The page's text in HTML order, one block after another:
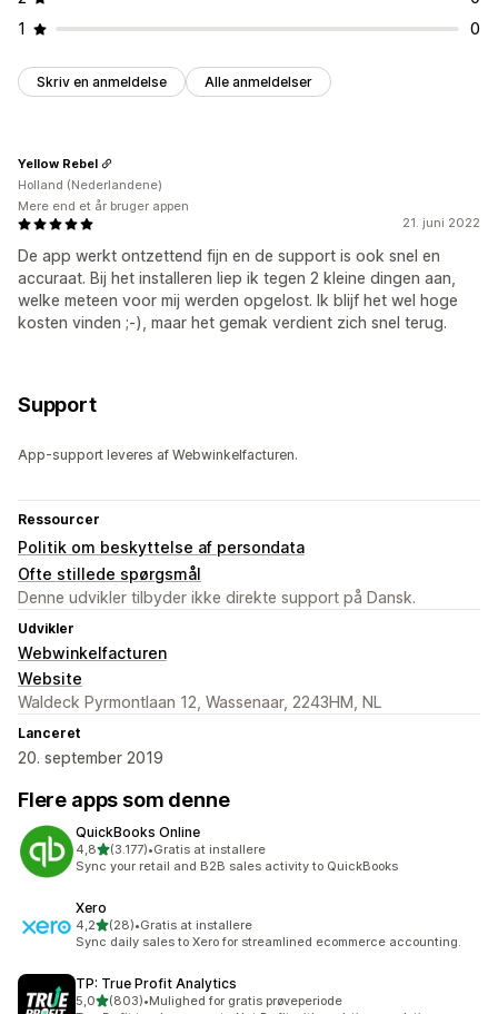
1
0
Skriv en anmeldelse Alle anmeldelser
21. juni 2022
De app werkt ontzettend fijn en de support is ook snel en
accuraat. Bij het installeren liep ik tegen 2 kleine dingen aan,
welke meteen voor mij werden opgelost. Ik blijf het wel hoge
kosten vinden ;-), maar het gemak verdient zich snel terug.
Yellow Rebel
Holland (Nederlandene)
Mere end et år bruger appen
Support
App-support leveres af Webwinkelfacturen.
Ressourcer
Politik om beskyttelse af persondata
Ofte stillede spørgsmål
Denne udvikler tilbyder ikke direkte support på Dansk.
Udvikler
Webwinkelfacturen
Website
Waldeck Pyrmontlaan 12, Wassenaar, 2243HM, NL
Lanceret
20. september 2019
Flere apps som denne
QuickBooks Online
4,8ud af 5 stjerner
(3.177)
3177 anmeldelser i alt
•Gratis at installere
Sync your retail and B2B sales activity to QuickBooks
Xero
4,2ud af 5 stjerner
(28)
28 anmeldelser i alt
•Gratis at installere
Sync daily sales to Xero for streamlined ecommerce accounting.
TP: True Profit Analytics
5,0ud af 5 stjerner
(803)
803 anmeldelser i alt
•Mulighed for gratis prøveperiode